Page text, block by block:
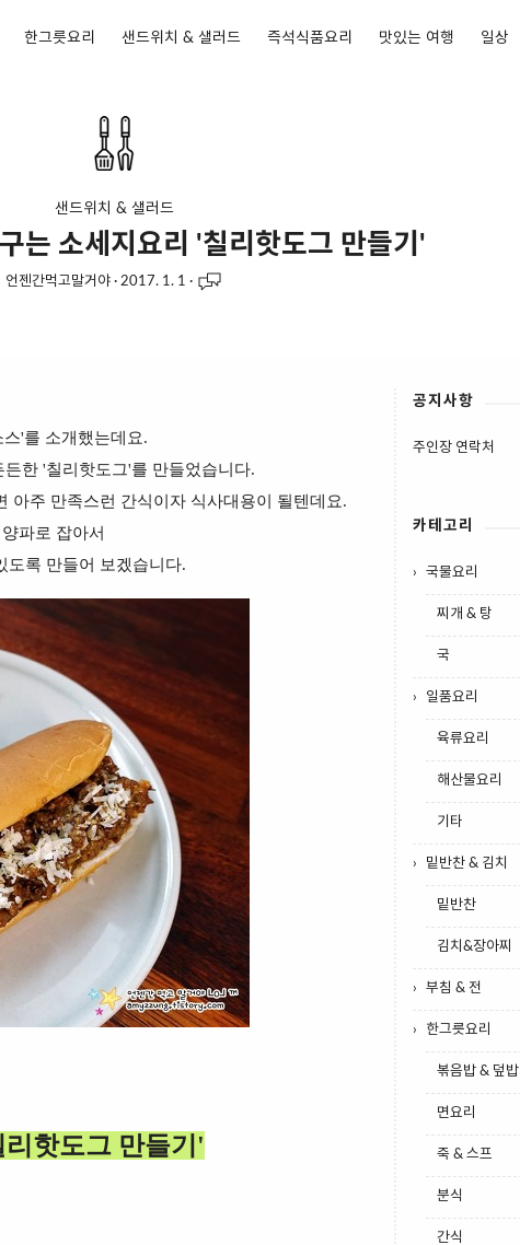
한그릇요리 샌드위치 & 샐러드 즉석식품요리 맛있는 여행 일상
샌드위치 & 샐러드
는 소세지요리 '칠리핫도그 만들기'
언젠간먹고말거야· 2017. 1. 1 ·
'를 소개했는데요.
한 '칠리핫도그'를 만들었습니다.
아주 만족스런 간식이자 식사대용이 될텐데요.
파로 잡아서
도록 만들어 보겠습니다.
리핫도그 만들기'
공지사항
주인장 연락처
카테고리
국물요리
찌개 & 탕
국
일품요리
육류요리
해산물요리
기타
밑반찬 & 김치
밑반찬
김치&장아찌
부침 & 전
한그릇요리
볶음밥 & 덮밥
면요리
죽 & 스프
분식
간식